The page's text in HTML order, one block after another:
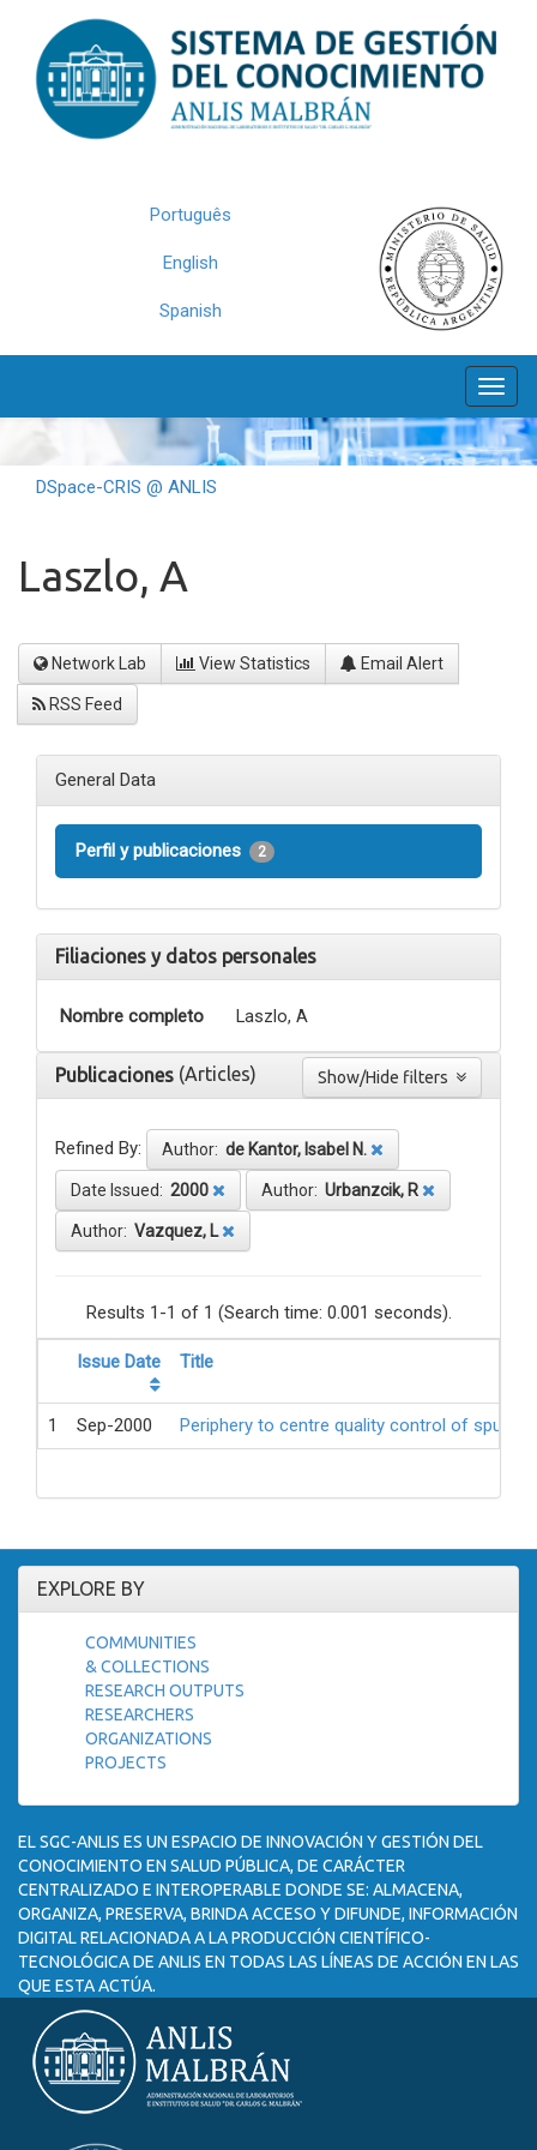
navigation
Português
English
Spanish
DSpace-CRIS @ ANLIS
Laszlo, A
Network Lab View Statistics Email Alert
RSS Feed
General Data
Perfil y publicaciones 2
Filiaciones y datos personales
Nombre completo Laszlo, A
Publicaciones (Articles)
Refined By: Author: de Kantor, Isabel N.
Date Issued: 2000 Author: Urbanzcik, R
Author: Vazquez, L
Results 1-1 of 1 (Search time: 0.001 seconds).
Issue Date Title
1 Sep-2000 Periphery to centre quality control of
EXPLORE BY
COMMUNITIES
& COLLECTIONS
RESEARCH OUTPUTS
RESEARCHERS
ORGANIZATIONS
PROJECTS
EL SGC-ANLIS ES UN ESPACIO DE INNOVACIÓN Y GESTIÓN DEL
CONOCIMIENTO EN SALUD PÚBLICA, DE CARÁCTER
CENTRALIZADO E INTEROPERABLE DONDE SE: ALMACENA,
ORGANIZA, PRESERVA, BRINDA ACCESO Y DIFUNDE, INFORMACIÓN
DIGITAL RELACIONADA A LA PRODUCCIÓN CIENTÍFICO-
TECNOLÓGICA DE ANLIS EN TODAS LAS LÍNEAS DE ACCIÓN EN LAS
QUE ESTA ACTÚA.